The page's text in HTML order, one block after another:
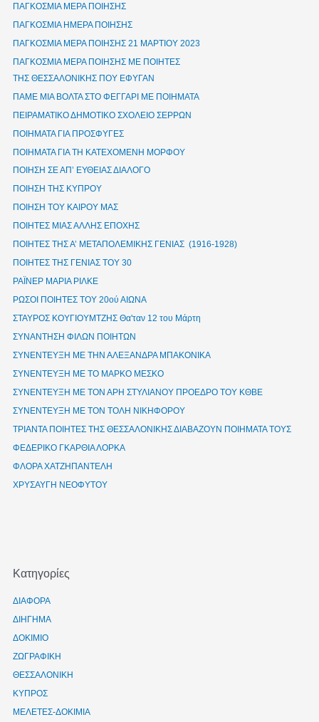
ΠΑΓΚΟΣΜΙΑ ΜΕΡΑ ΠΟΙΗΣΗΣ
ΠΑΓΚΟΣΜΙΑ ΗΜΕΡΑ ΠΟΙΗΣΗΣ
ΠΑΓΚΟΣΜΙΑ ΜΕΡΑ ΠΟΙΗΣΗΣ 21 ΜΑΡΤΙΟΥ 2023
ΠΑΓΚΟΣΜΙΑ ΜΕΡΑ ΠΟΙΗΣΗΣ ΜΕ ΠΟΙΗΤΕΣ
ΤΗΣ ΘΕΣΣΑΛΟΝΙΚΗΣ ΠΟΥ ΕΦΥΓΑΝ
ΠΑΜΕ ΜΙΑ ΒΟΛΤΑ ΣΤΟ ΦΕΓΓΑΡΙ ΜΕ ΠΟΙΗΜΑΤΑ
ΠΕΙΡΑΜΑΤΙΚΟ ΔΗΜΟΤΙΚΟ ΣΧΟΛΕΙΟ ΣΕΡΡΩΝ
ΠΟΙΗΜΑΤΑ ΓΙΑ ΠΡΟΣΦΥΓΕΣ
ΠΟΙΗΜΑΤΑ ΓΙΑ ΤΗ ΚΑΤΕΧΟΜΕΝΗ ΜΟΡΦΟΥ
ΠΟΙΗΣΗ ΣΕ ΑΠ’ ΕΥΘΕΙΑΣ ΔΙΑΛΟΓΟ
ΠΟΙΗΣΗ ΤΗΣ ΚΥΠΡΟΥ
ΠΟΙΗΣΗ ΤΟΥ ΚΑΙΡΟΥ ΜΑΣ
ΠΟΙΗΤΕΣ ΜΙΑΣ ΑΛΛΗΣ ΕΠΟΧΗΣ
ΠΟΙΗΤΕΣ ΤΗΣ Α’ ΜΕΤΑΠΟΛΕΜΙΚΗΣ ΓΕΝΙΑΣ (1916-1928)
ΠΟΙΗΤΕΣ ΤΗΣ ΓΕΝΙΑΣ ΤΟΥ 30
ΡΑΪΝΕΡ ΜΑΡΙΑ ΡΙΛΚΕ
ΡΩΣΟΙ ΠΟΙΗΤΕΣ ΤΟΥ 20ού ΑΙΩΝΑ
ΣΤΑΥΡΟΣ ΚΟΥΓΙΟΥΜΤΖΗΣ Θα'ταν 12 του Μάρτη
ΣΥΝΑΝΤΗΣΗ ΦΙΛΩΝ ΠΟΙΗΤΩΝ
ΣΥΝΕΝΤΕΥΞΗ ΜΕ ΤΗΝ ΑΛΕΞΑΝΔΡΑ ΜΠΑΚΟΝΙΚΑ
ΣΥΝΕΝΤΕΥΞΗ ΜΕ ΤΟ ΜΑΡΚΟ ΜΕΣΚΟ
ΣΥΝΕΝΤΕΥΞΗ ΜΕ ΤΟΝ ΑΡΗ ΣΤΥΛΙΑΝΟΥ ΠΡΟΕΔΡΟ ΤΟΥ ΚΘΒΕ
ΣΥΝΕΝΤΕΥΞΗ ΜΕ ΤΟΝ ΤΟΛΗ ΝΙΚΗΦΟΡΟΥ
ΤΡΙΑΝΤΑ ΠΟΙΗΤΕΣ ΤΗΣ ΘΕΣΣΑΛΟΝΙΚΗΣ ΔΙΑΒΑΖΟΥΝ ΠΟΙΗΜΑΤΑ ΤΟΥΣ
ΦΕΔΕΡΙΚΟ ΓΚΑΡΘΙΑ ΛΟΡΚΑ
ΦΛΟΡΑ ΧΑΤΖΗΠΑΝΤΕΛΗ
ΧΡΥΣΑΥΓΗ ΝΕΟΦΥΤΟΥ
Kατηγορίες
ΔΙΑΦΟΡΑ
ΔΙΗΓΗΜΑ
ΔΟΚΙΜΙΟ
ΖΩΓΡΑΦΙΚΗ
ΘΕΣΣΑΛΟΝΙΚΗ
ΚΥΠΡΟΣ
ΜΕΛΕΤΕΣ-ΔΟΚΙΜΙΑ